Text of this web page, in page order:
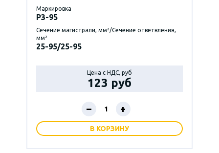
Маркировка
P3-95
Сечение магистрали, мм²/Сечение ответвления,
мм²
25-95/25-95
Цена с НДС, руб
123 руб
– +
В КОРЗИНУ